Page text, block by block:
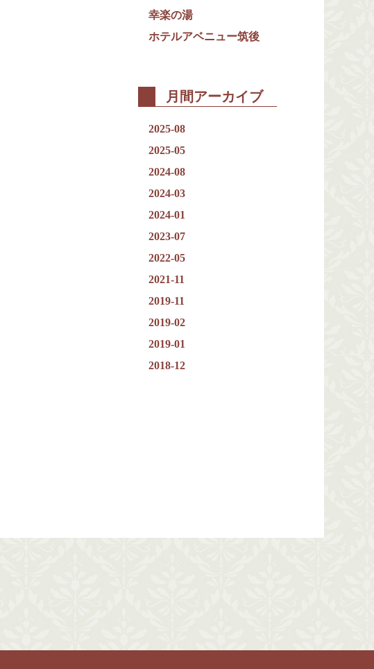
幸楽の湯
ホテルアベニュー筑後
月間アーカイブ
2025-08
2025-05
2024-08
2024-03
2024-01
2023-07
2022-05
2021-11
2019-11
2019-02
2019-01
2018-12